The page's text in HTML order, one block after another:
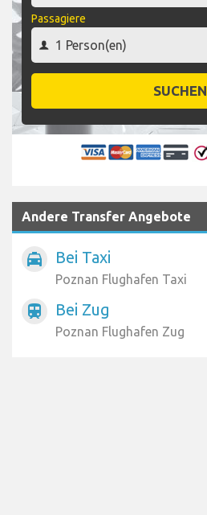
Passagiere
SUCHEN
Andere Transfer Angebote
local_taxi Bei Taxi
Poznan Flughafen Taxi
train Bei Zug
Poznan Flughafen Zug